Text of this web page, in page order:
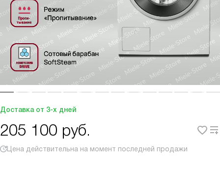
Доставка от 3-х дней
205 100 руб.
Цена действительна на момент последней продажи